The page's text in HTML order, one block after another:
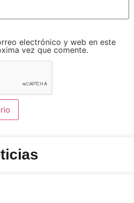
electrónico y web en este
vez que comente.